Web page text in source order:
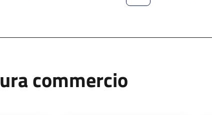
commercio